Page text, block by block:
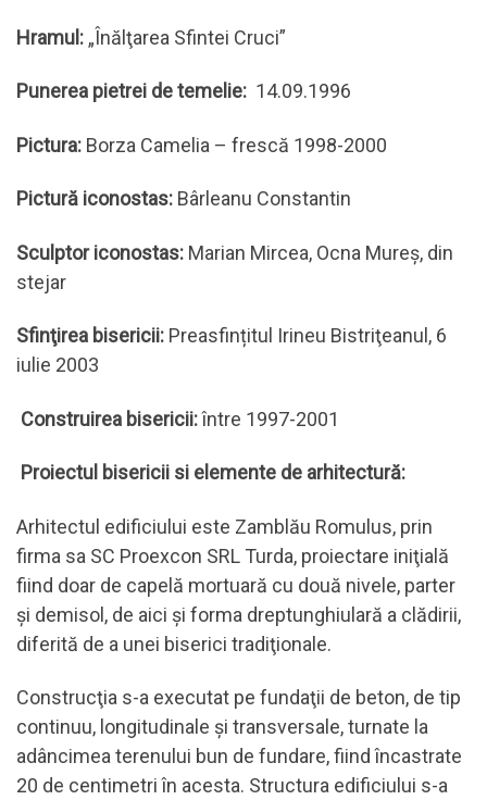
Hramul: „Înălţarea Sfintei Cruci”
Punerea pietrei de temelie: 14.09.1996
Pictura: Borza Camelia – frescă 1998-2000
Pictură iconostas: Bârleanu Constantin
Sculptor iconostas: Marian Mircea, Ocna Mureş, din
stejar
Sfinţirea bisericii: Preasfințitul Irineu Bistriţeanul, 6
iulie 2003
Construirea bisericii:între 1997-2001
Proiectul bisericii si elemente de arhitectură:
Arhitectul edificiului este Zamblău Romulus, prin
firma sa SC Proexcon SRL Turda, proiectare iniţială
fiind doar de capelă mortuară cu două nivele, parter
şi demisol, de aici şi forma dreptunghiulară a clădirii,
diferită de a unei biserici tradiţionale.
Construcţia s-a executat pe fundaţii de beton, de tip
continuu, longitudinale şi transversale, turnate la
adâncimea terenului bun de fundare, fiind încastrate
20 de centimetri în acesta. Structura edificiului s-a